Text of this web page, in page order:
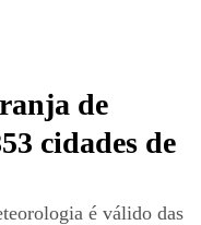
de
cidades de
é válido das